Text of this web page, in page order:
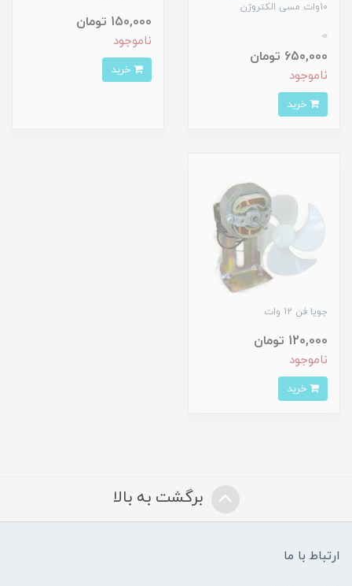
10وات مسی الکتروژن
0
650,000 تومان
ناموجود
150,000 تومان
ناموجود
جویا فن 12 وات
120,000 تومان
ناموجود
برگشت به بالا
ارتباط با ما